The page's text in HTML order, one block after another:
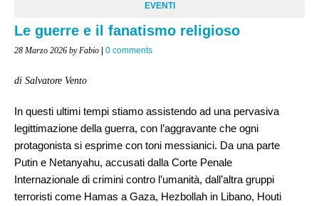
EVENTI
Le guerre e il fanatismo religioso
28 Marzo 2026 by Fabio | 0 comments
di Salvatore Vento
In questi ultimi tempi stiamo assistendo ad una pervasiva
legittimazione della guerra, con l’aggravante che ogni
protagonista si esprime con toni messianici. Da una parte
Putin e Netanyahu, accusati dalla Corte Penale
Internazionale di crimini contro l’umanità, dall’altra gruppi
terroristi come Hamas a Gaza, Hezbollah in Libano, Houti